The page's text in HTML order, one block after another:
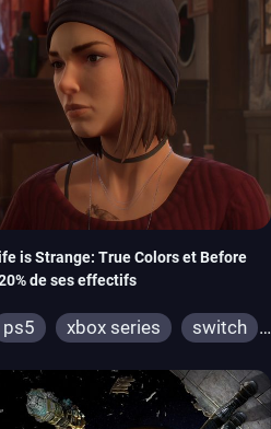
is Strange: True Colors et Before
de ses effectifs
ps5 xbox series
switch